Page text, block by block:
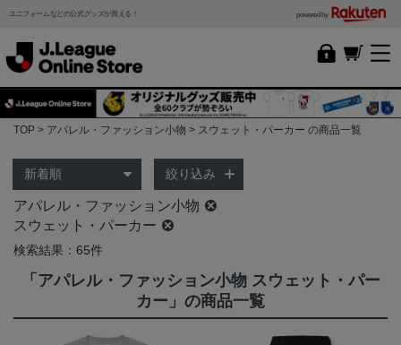
ユニフォームなどの公式グッズが買える！ powered by
TOP アパレル・ファッション小物 スウェット・パーカー の商品一覧
絞り込み
アパレル・ファッション小物
スウェット・パーカー
検索結果：65件
「アパレル・ファッション小物 スウェット・パー
カー」の商品一覧